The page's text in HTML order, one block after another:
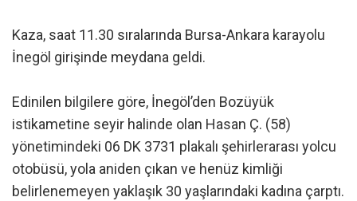
Kaza, saat 11.30 sıralarında Bursa-Ankara karayolu
İnegöl girişinde meydana geldi.
Edinilen bilgilere göre, İnegöl’den Bozüyük
istikametine seyir halinde olan Hasan Ç. (58)
yönetimindeki 06 DK 3731 plakalı şehirlerarası yolcu
otobüsü, yola aniden çıkan ve henüz kimliği
belirlenemeyen yaklaşık 30 yaşlarındaki kadına çarptı.